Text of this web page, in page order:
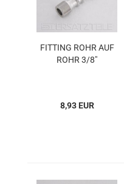
FIT­TING ROHR AUF
ROHR 3/8"
8,93 EUR